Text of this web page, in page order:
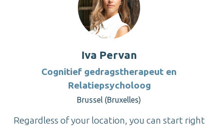
Iva Pervan
Cognitief gedragstherapeut en
Relatiepsycholoog
Brussel (Bruxelles)
Regardless of your location, you can start right